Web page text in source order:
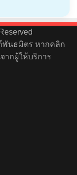
พันธมิตร หากคลิก
ากผู้ให้บริการ